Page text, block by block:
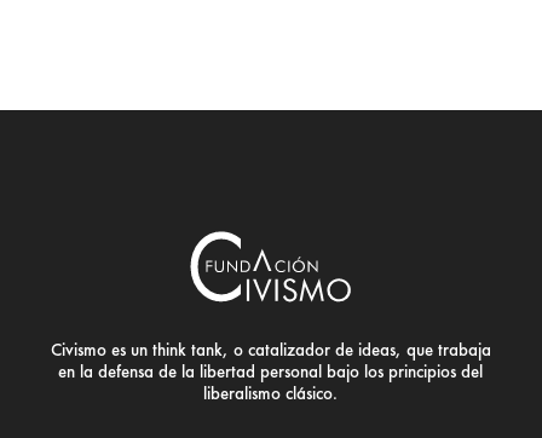
Civismo es un think tank, o catalizador de ideas, que trabaja
en la defensa de la libertad personal bajo los principios del
liberalismo clásico.